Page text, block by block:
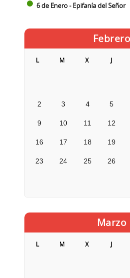
6 de Enero - Epifanía del Señor
Febrero
L M X J
2 3 4 5
9 10 11 12
16 17 18 19
23 24 25 26
Marzo
L M X J